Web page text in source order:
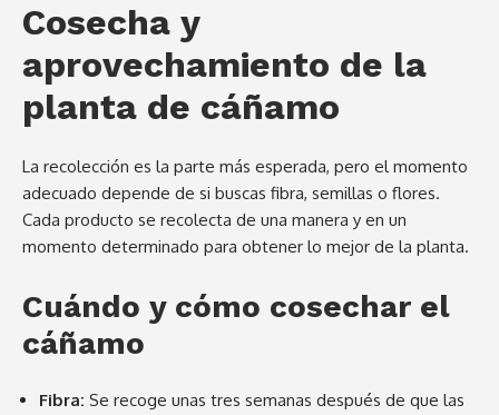
Cosecha y
aprovechamiento de la
planta de cáñamo
La recolección es la parte más esperada, pero el momento
adecuado depende de si buscas fibra, semillas o flores.
Cada producto se recolecta de una manera y en un
momento determinado para obtener lo mejor de la planta.
Cuándo y cómo cosechar el
cáñamo
Fibra: Se recoge unas tres semanas después de que las